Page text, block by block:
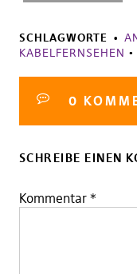
SCHLAGWORTE
KABELFERNSEHEN •
0
SCHREIBE EINEN
Kommentar *